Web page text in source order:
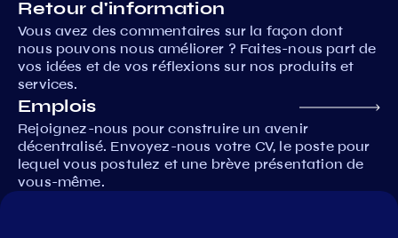
Retour d'information
Vous avez des commentaires sur la façon dont
nous pouvons nous améliorer ? Faites-nous part de
vos idées et de vos réflexions sur nos produits et
services.
Emplois
Rejoignez-nous pour construire un avenir
décentralisé. Envoyez-nous votre CV, le poste pour
lequel vous postulez et une brève présentation de
vous-même.